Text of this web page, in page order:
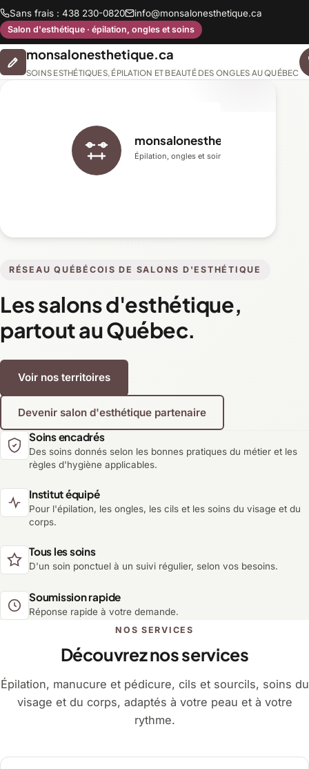
Sans frais : 438 230-0820 info@monsalonesthetique.ca
Salon d'esthétique · épilation, ongles et soins
monsalonesthetique.ca
SOINS ESTHÉTIQUES, ÉPILATION ET BEAUTÉ DES ONGLES AU QUÉBEC
RÉSEAU QUÉBÉCOIS DE SALONS D'ESTHÉTIQUE
Les salons d'esthétique,
partout au Québec.
Voir nos territoires
Devenir salon d'esthétique partenaire
monsalonesthetique.ca
Épilation, ongles et soins du visage
Soins encadrés
Des soins donnés selon les bonnes pratiques du métier et les
règles d'hygiène applicables.
Institut équipé
Pour l'épilation, les ongles, les cils et les soins du visage et du
corps.
Tous les soins
D'un soin ponctuel à un suivi régulier, selon vos besoins.
Soumission rapide
Réponse rapide à votre demande.
NOS SERVICES
Découvrez nos services
Épilation, manucure et pédicure, cils et sourcils, soins du
visage et du corps, adaptés à votre peau et à votre
rythme.